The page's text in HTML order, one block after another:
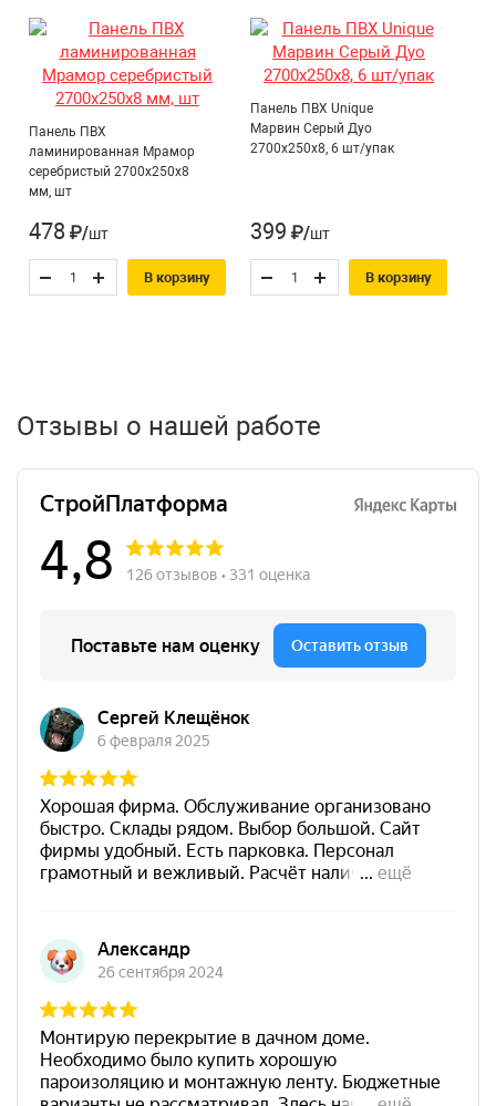
Характеристики:
Материал:ПВХ
Размер панели:0,25 х 2,7 м
Толщина:
Площадь одной панели:
Особенности:
слойное лаковое покрытие, антистатическое
свойство
Область применения: Идеальны для отделки стен в
Панель ПВХ
ламинированная Мрамор
серебристый 2700х250х8
мм, шт
478 ₽/шт
В корзину
Панель ПВХ Unique
Марвин Серый Дуо
2700х250х8, 6 шт/упак
399 ₽/шт
В корзину
Отзывы о нашей работе